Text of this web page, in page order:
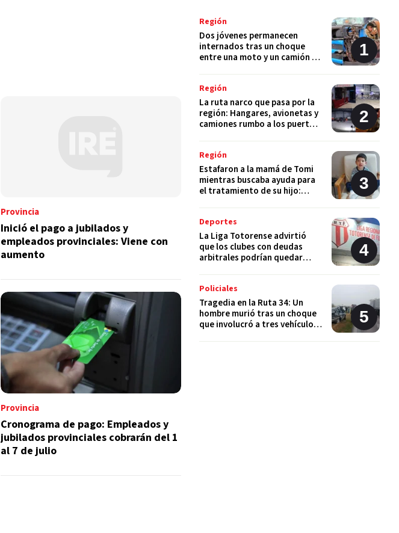
Provincia
Inició el pago a jubilados y
empleados provinciales: Viene con
aumento
Provincia
Cronograma de pago: Empleados y
jubilados provinciales cobrarán del 1
al 7 de julio
Región
Dos jóvenes permanecen
internados tras un choque
entre una moto y un camión en
Región
La ruta narco que pasa por la
región: Hangares, avionetas y
camiones rumbo a los puertos
Región
Estafaron a la mamá de Tomi
mientras buscaba ayuda para
el tratamiento de su hijo:
Deportes
La Liga Totorense advirtió
que los clubes con deudas
arbitrales podrían quedar
Policiales
Tragedia en la Ruta 34: Un
hombre murió tras un choque
que involucró a tres vehículos